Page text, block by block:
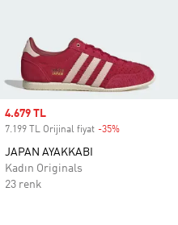
Sale price
4.679 TL
7.199 TL Orijinal fiyat -35%
JAPAN AYAKKABI
Kadın Originals
23 renk